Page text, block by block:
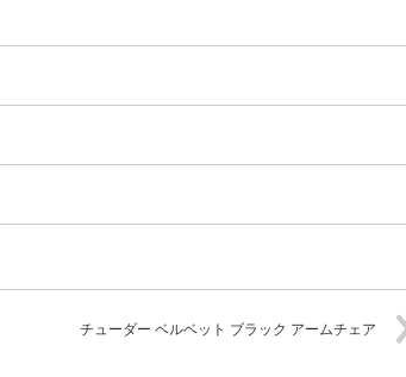
チューダー ベルベット ブラック アームチェア